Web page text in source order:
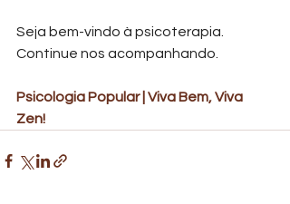
Seja bem-vindo à psicoterapia.
Continue nos acompanhando.
Psicologia Popular | Viva Bem, Viva
Zen!